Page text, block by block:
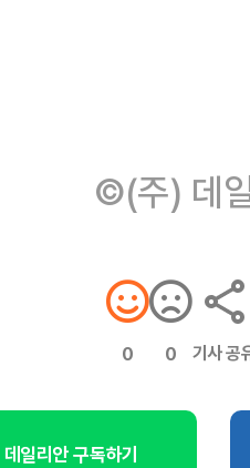
©(주) 데
0 0 기사 공
일리안 구독하기